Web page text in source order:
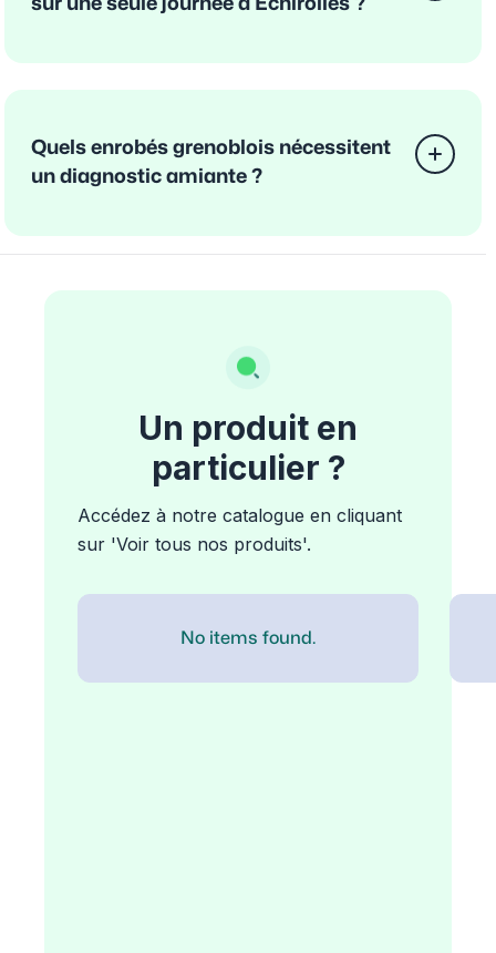
Quels enrobés grenoblois nécessitent
un diagnostic amiante ?
Un produit en
particulier ?
Accédez à notre catalogue en cliquant
sur 'Voir tous nos produits'.
No items found.